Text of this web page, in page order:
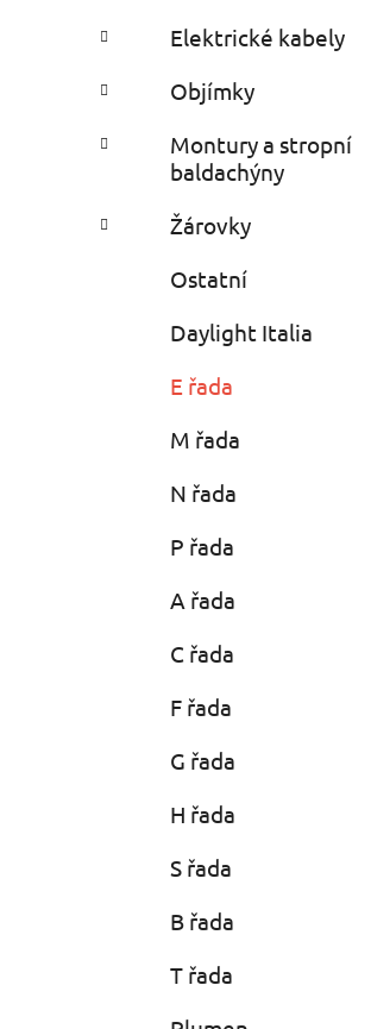
p
n
e
l
Elektrické kabely
Objímky
Montury a stropní
baldachýny
Žárovky
Ostatní
Daylight Italia
E řada
M řada
N řada
P řada
A řada
C řada
F řada
G řada
H řada
S řada
B řada
T řada